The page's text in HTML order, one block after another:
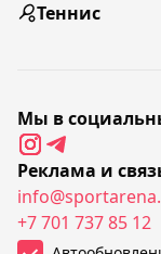
Теннис
Мы в
Реклама и
+7 701 737 85 12